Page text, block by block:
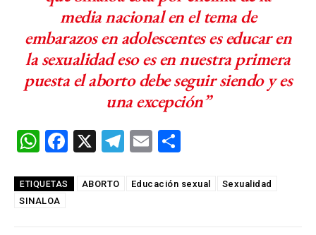
media nacional en el tema de
embarazos en adolescentes es educar en
la sexualidad eso es en nuestra primera
puesta el aborto debe seguir siendo y es
una excepción”
W
at
s
F
ce
X
T
e
E
ail m
ETIQUETAS ABORTO Educación sexual
Sexualidad
SINALOA